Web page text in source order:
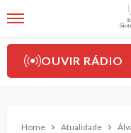
OUVIR RÁDIO
Home Atualidade